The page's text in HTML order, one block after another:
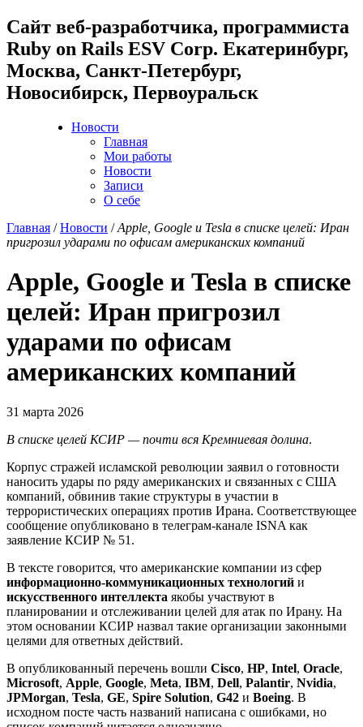
Cайт веб-разработчика, программиста
Ruby on Rails ESV Corp. Екатеринбург,
Москва, Санкт-Петербург,
Новосибирск, Первоуральск
Новости
Главная
Мои работы
Новости
Записи
О себе
Главная /Новости /Apple, Google и Tesla в списке целей: Иран
пригрозил ударами по офисам американских компаний
Apple, Google и Tesla в списке
целей: Иран пригрозил
ударами по офисам
американских компаний
31 марта 2026
В списке целей КСИР — почти вся Кремниевая долина.
Корпус стражей исламской революции заявил о готовности
наносить удары по ряду американских и связанных с США
компаний, обвинив такие структуры в участии в
террористических операциях против Ирана. Соответствующее
сообщение опубликовано в телеграм-канале ISNA как
заявление КСИР № 51.
В тексте говорится, что американские компании из сфер
информационно-коммуникационных технологий и
искусственного интеллекта якобы участвуют в
планировании и отслеживании целей для атак по Ирану. На
этом основании КСИР назвал такие организации законными
целями для ответных действий.
В опубликованный перечень вошли Cisco, HP, Intel, Oracle,
Microsoft, Apple, Google, Meta, IBM, Dell, Palantir, Nvidia,
JPMorgan, Tesla, GE, Spire Solution, G42 и Boeing. В
исходном посте часть названий написана с ошибками, но